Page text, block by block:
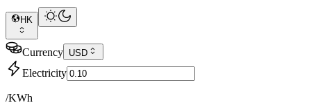
HK
Currency USD
Electricity
/KWh